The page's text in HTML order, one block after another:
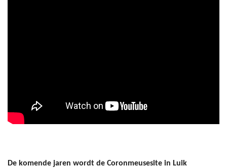
De komende jaren wordt de Coronmeusesite in Luik